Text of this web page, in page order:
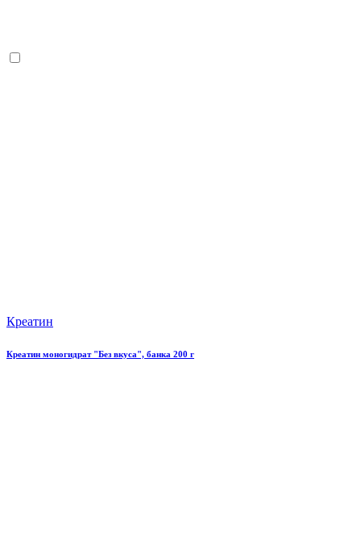
Креатин
Креатин моногидрат "Без вкуса", банка 200 г